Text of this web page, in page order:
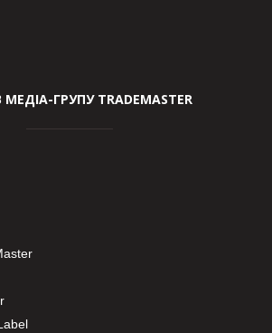
ГРУПУ TRADEMASTER